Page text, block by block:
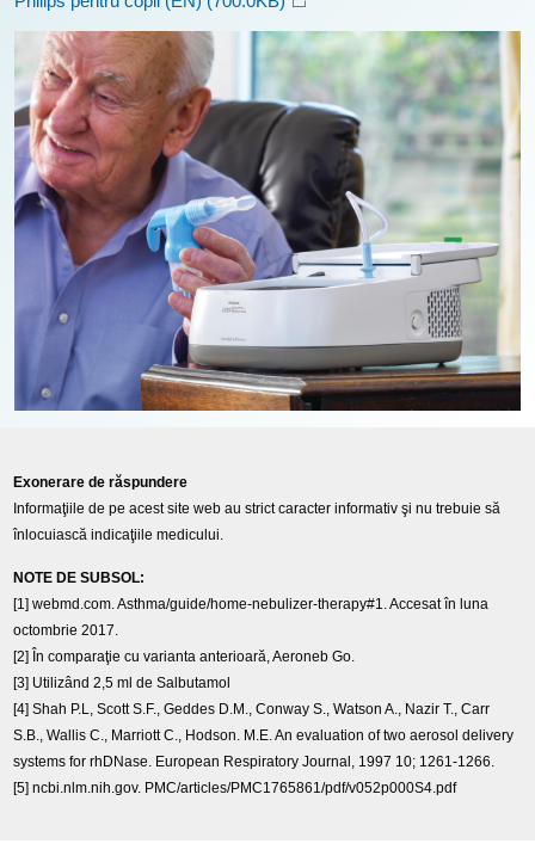
Exonerare de răspundere
Informaţiile de pe acest site web au strict caracter informativ şi nu trebuie să
înlocuiască indicaţiile medicului.
NOTE DE SUBSOL:
[1] webmd.com. Asthma/guide/home-nebulizer-therapy#1. Accesat în luna
octombrie 2017.
[2] În comparaţie cu varianta anterioară, Aeroneb Go.
[3] Utilizând 2,5 ml de Salbutamol
[4] Shah P.L, Scott S.F., Geddes D.M., Conway S., Watson A., Nazir T., Carr
S.B., Wallis C., Marriott C., Hodson. M.E. An evaluation of two aerosol delivery
systems for rhDNase. European Respiratory Journal, 1997 10; 1261-1266.
[5] ncbi.nlm.nih.gov. PMC/articles/PMC1765861/pdf/v052p000S4.pdf